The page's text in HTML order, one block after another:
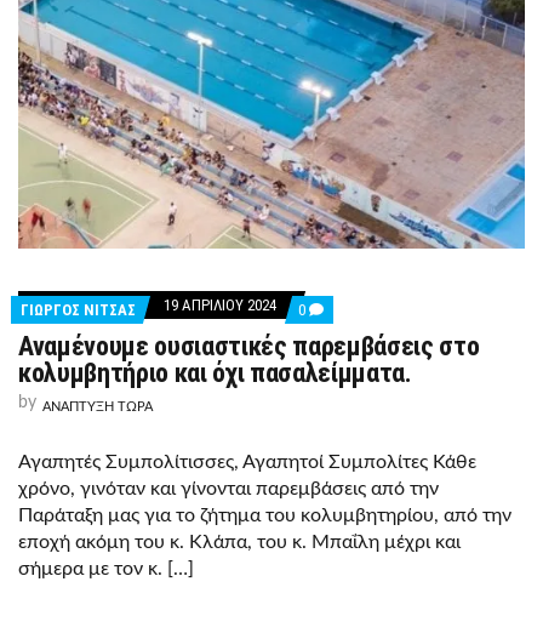
ΓΙΩΡΓΟΣ ΝΙΤΣΑΣ 19 ΑΠΡΙΛΊΟΥ 2024 0 COMMENTS
ON
ΑΝΑΜΈΝΟΥΜΕ
ΟΥΣΙΑΣΤΙΚΈΣ
ΠΑΡΕΜΒΆΣΕΙΣ
ΌΧΙ
ΠΑΣΑΛΕΊΜΜΑΤΑ.
Αναμένουμε ουσιαστικές παρεμβάσεις στο
κολυμβητήριο και όχι πασαλείμματα.
by ΑΝΑΠΤΥΞΗ ΤΩΡΑ
Αγαπητές Συμπολίτισσες, Αγαπητοί Συμπολίτες Κάθε
χρόνο, γινόταν και γίνονται παρεμβάσεις από την
Παράταξη μας για το ζήτημα του κολυμβητηρίου, από την
εποχή ακόμη του κ. Κλάπα, του κ. Μπαΐλη μέχρι και
σήμερα με τον κ. […]